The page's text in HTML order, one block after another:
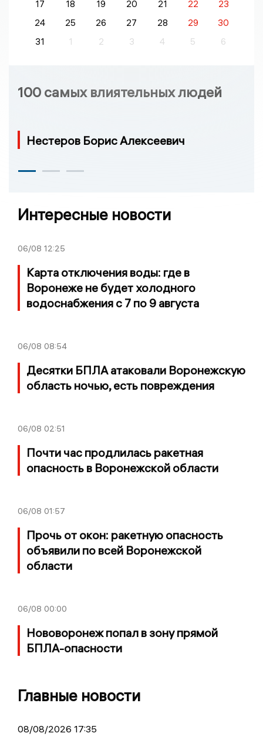
17 18 19 20 21 22
23
24
25 26 27 28 29
30
31
1 2 3 4 5 6
100 самых влиятельных людей
Нестеров Борис Алексеевич
Интересные новости
06/08 12:25
Карта отключения воды: где в
Воронеже не будет холодного
водоснабжения с 7 по 9 августа
06/08 08:54
Десятки БПЛА атаковали Воронежскую
область ночью, есть повреждения
06/08 02:51
Почти час продлилась ракетная
опасность в Воронежской области
06/08 01:57
Прочь от окон: ракетную опасность
объявили по всей Воронежской
области
06/08 00:00
Нововоронеж попал в зону прямой
БПЛА-опасности
Главные новости
08/08/2026 17:35